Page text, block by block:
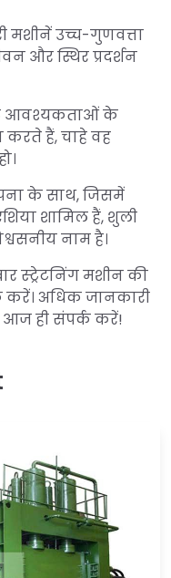
मशीनें उच्च-गुणवत्ता
और स्थिर प्रदर्शन
आवश्यकताओं के
हैं, चाहे वह
के साथ, जिसमें
शामिल हैं, शुली
नाम है।
स्ट्रेटनिंग मशीन की
करें। अधिक जानकारी
आज ही संपर्क करें!